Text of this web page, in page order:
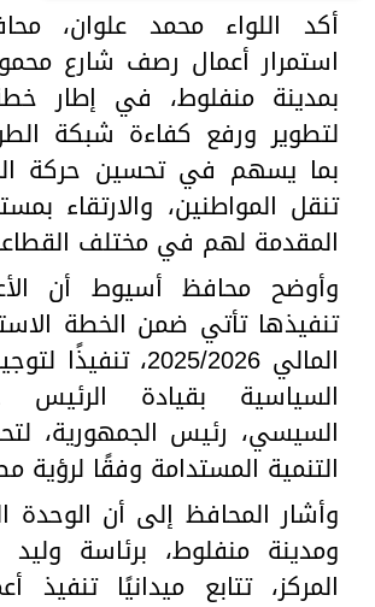
أكد اللواء محمد علوان،
استمرار أعمال رصف شارع
بمدينة منفلوط، في إطار
لتطوير ورفع كفاءة شبكة
بما يسهم في تحسين حركة
تنقل المواطنين، والارتقاء
المقدمة لهم في مختلف
وأوضح محافظ أسيوط أن
تنفيذها تأتي ضمن الخطة
المالي 2025/2026،
السياسية بقيادة الرئيس
السيسي، رئيس الجمهورية،
التنمية المستدامة وفقًا لرؤية مصر
وأشار المحافظ إلى أن الوحدة
ومدينة منفلوط، برئاسة
المركز، تتابع ميدانيًا تنفيذ